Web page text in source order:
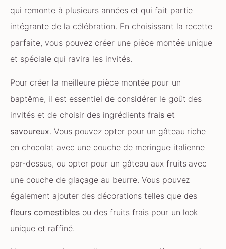
qui remonte à plusieurs années et qui fait partie
intégrante de la célébration. En choisissant la recette
parfaite, vous pouvez créer une pièce montée unique
et spéciale qui ravira les invités.
Pour créer la meilleure pièce montée pour un
baptême, il est essentiel de considérer le goût des
invités et de choisir des ingrédients frais et
savoureux. Vous pouvez opter pour un gâteau riche
en chocolat avec une couche de meringue italienne
par-dessus, ou opter pour un gâteau aux fruits avec
une couche de glaçage au beurre. Vous pouvez
également ajouter des décorations telles que des
fleurs comestibles ou des fruits frais pour un look
unique et raffiné.